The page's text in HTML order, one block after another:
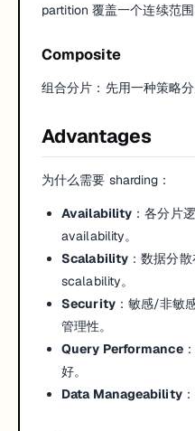
partition 覆盖一个连续范围
Composite
组合分片：先用一种策略
Advantages
为什么需要 sharding：
Availability ：各分片
availability。
Scalability ：数据分
scalability。
Security：敏感/非敏
管理性。
Query Performance
好。
Data Manageability